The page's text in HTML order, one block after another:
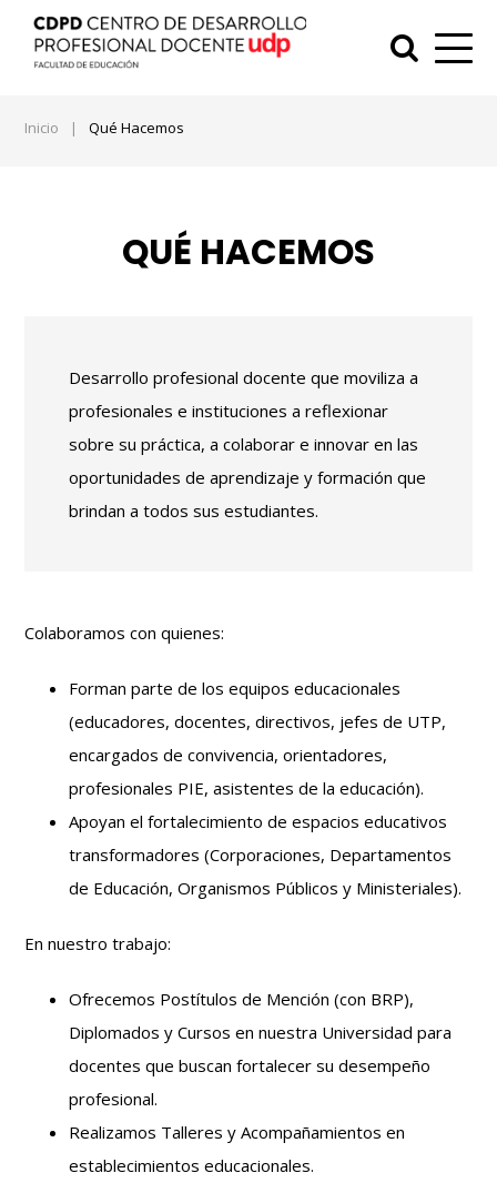
Inicio | Qué Hacemos
QUÉ HACEMOS
Desarrollo profesional docente que moviliza a
profesionales e instituciones a reflexionar
sobre su práctica, a colaborar e innovar en las
oportunidades de aprendizaje y formación que
brindan a todos sus estudiantes.
Colaboramos con quienes:
Forman parte de los equipos educacionales
(educadores, docentes, directivos, jefes de UTP,
encargados de convivencia, orientadores,
profesionales PIE, asistentes de la educación).
Apoyan el fortalecimiento de espacios educativos
transformadores (Corporaciones, Departamentos
de Educación, Organismos Públicos y Ministeriales).
En nuestro trabajo:
Ofrecemos Postítulos de Mención (con BRP),
Diplomados y Cursos en nuestra Universidad para
docentes que buscan fortalecer su desempeño
profesional.
Realizamos Talleres y Acompañamientos en
establecimientos educacionales.